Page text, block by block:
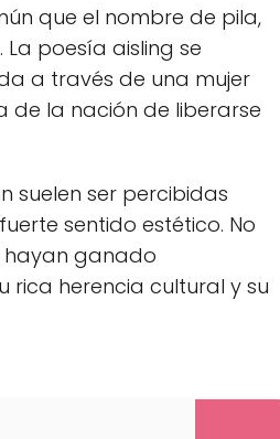
que el nombre de pila,
poesía aisling se
a través de una mujer
de la nación de liberarse
suelen ser percibidas
sentido estético. No
hayan ganado
rica herencia cultural y su